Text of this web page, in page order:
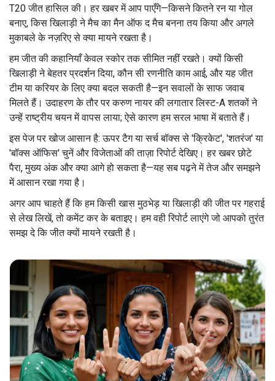
T20 जीत हासिल की। हर खबर में आप पाएँगे—किसने कितने रन या गोल
बनाए, किस खिलाड़ी ने मैच का मैन ऑफ द मैच बनना तय किया और अगले
मुकाबले के नज़रिए से क्या मायने रखता है।
हम जीत की कहानियाँ केवल स्कोर तक सीमित नहीं रखते। क्यों किसी
खिलाड़ी ने बेहतर प्रदर्शन दिया, कौन सी रणनीति काम आई, और यह जीत
टीम या करियर के लिए क्या बदल सकती है—इन सवालों के साफ जवाब
मिलते हैं। उदाहरण के तौर पर करुण नायर की लगातार लिस्ट-A शतकों ने
उन्हें राष्ट्रीय चयन में वापस लाया; ऐसे कारण हम सरल भाषा में बताते हैं।
इस पेज पर खोज आसान है: ऊपर टैग या सर्च बॉक्स से 'क्रिकेट', 'शतरंज' या
'बॉक्स ऑफिस' चुनें और विजेताओं की ताज़ा रिपोर्ट देखिए। हर खबर छोटे
पैरा, मुख्य अंक और क्या आगे हो सकता है—यह सब पढ़ने में तेज और समझने
में आसान रखा गया है।
अगर आप चाहते हैं कि हम किसी खास मुठभेड़ या खिलाड़ी की जीत पर गहराई
से लेख लिखें, तो कमेंट कर के बताइए। हम वही रिपोर्ट लाएंगे जो आपको तुरंत
समझ दे कि जीत क्यों मायने रखती है।